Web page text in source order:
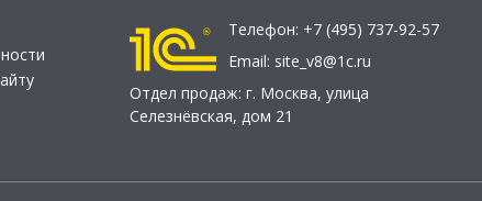
Телефон: +7 (495) 737-92-57
Email: site_v8@1c.ru
Отдел продаж: г. Москва, улица
Селезнёвская, дом 21